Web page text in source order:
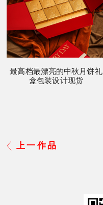
最高档最漂亮的中秋月饼礼
盒包装设计现货
上一作品